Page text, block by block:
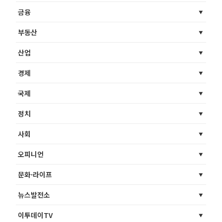
금융
부동산
산업
경제
국제
정치
사회
오피니언
문화·라이프
뉴스발전소
이투데이TV